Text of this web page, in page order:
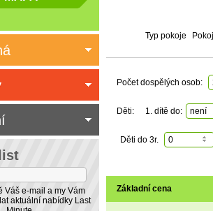
Typ pokoje
Počet dospělých osob:
Děti: 1. dítě do: není
Děti do 3r. 0
Základní cena
Váš e-mail a my Vám
aktuální nabídky Last